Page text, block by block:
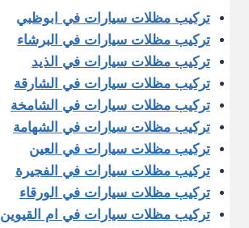
تركيب مظلات سيارات في ابوظبي
تركيب مظلات سيارات في البرشاء
تركيب مظلات سيارات في الذيد
تركيب مظلات سيارات في الشارقة
تركيب مظلات سيارات في الشامخة
تركيب مظلات سيارات في الشهامة
تركيب مظلات سيارات في العين
تركيب مظلات سيارات في الفجيرة
تركيب مظلات سيارات في الورقاء
تركيب مظلات سيارات في ام القيوين